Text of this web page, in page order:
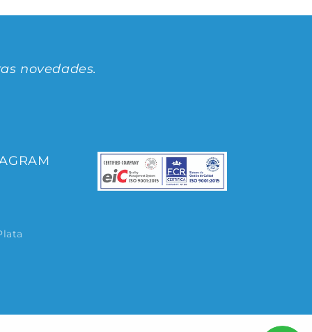
novedades.